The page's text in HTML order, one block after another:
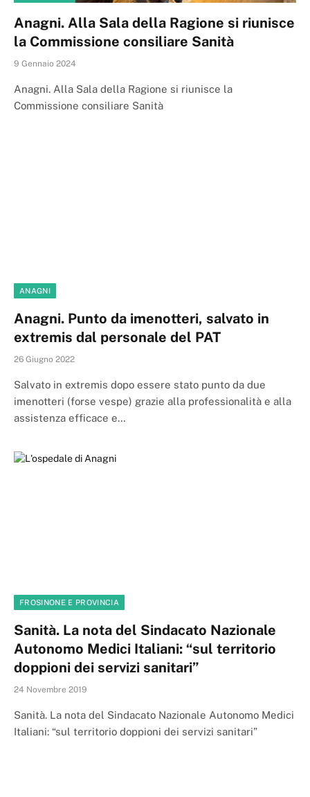
Anagni. Alla Sala della Ragione si riunisce
la Commissione consiliare Sanità
9 Gennaio 2024
Anagni. Alla Sala della Ragione si riunisce la
Commissione consiliare Sanità
ANAGNI
Anagni. Punto da imenotteri, salvato in
extremis dal personale del PAT
26 Giugno 2022
Salvato in extremis dopo essere stato punto da due
imenotteri (forse vespe) grazie alla professionalità e alla
assistenza efficace e…
FROSINONE E PROVINCIA
Sanità. La nota del Sindacato Nazionale
Autonomo Medici Italiani: “sul territorio
doppioni dei servizi sanitari”
24 Novembre 2019
Sanità. La nota del Sindacato Nazionale Autonomo Medici
Italiani: “sul territorio doppioni dei servizi sanitari”